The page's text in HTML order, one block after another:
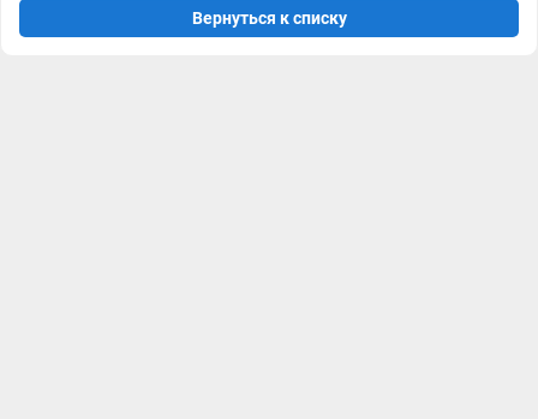
Вернуться к списку